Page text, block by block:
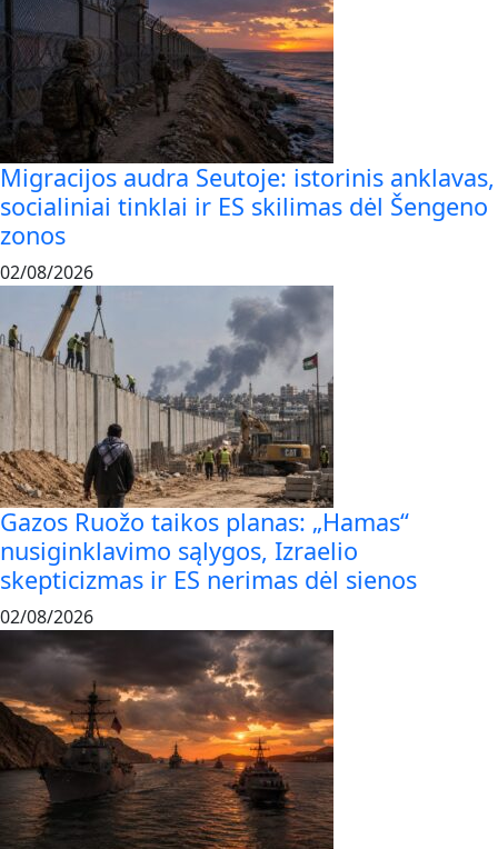
Migracijos audra Seutoje: istorinis anklavas,
socialiniai tinklai ir ES skilimas dėl Šengeno
zonos
02/08/2026
Gazos Ruožo taikos planas: „Hamas“
nusiginklavimo sąlygos, Izraelio
skepticizmas ir ES nerimas dėl sienos
02/08/2026